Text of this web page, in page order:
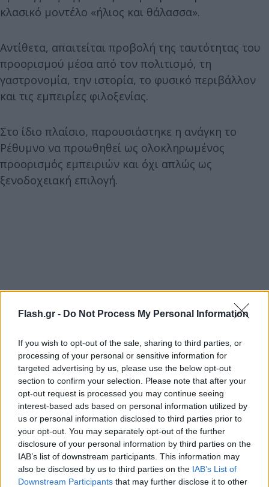
Flash.gr - Do Not Process My Personal Information
If you wish to opt-out of the sale, sharing to third parties, or
processing of your personal or sensitive information for
targeted advertising by us, please use the below opt-out
section to confirm your selection. Please note that after your
opt-out request is processed you may continue seeing
interest-based ads based on personal information utilized by
us or personal information disclosed to third parties prior to
your opt-out. You may separately opt-out of the further
disclosure of your personal information by third parties on the
IAB’s list of downstream participants. This information may
also be disclosed by us to third parties on the IAB’s List of
Downstream Participants that may further disclose it to other
κλασικό μοντέλο «ήλιος και θάλασσα».
Αντίθετα, απαιτείται προβολή της ταυτότητας του
προορισμού μέσα από τον πολιτισμό, τη
γαστρονομία, την ιστορία, το φυσικό περιβάλλον
και τις εμπειρίες φιλοξενίας.
Στο ίδιο πλαίσιο, παρουσιάστηκε η ανάγκη το
Ρέθυμνο να προωθηθεί ως ολοκληρωμένος
προορισμός εμπειριών και όχι απλώς ως
ξενοδοχειακή επιλογή.